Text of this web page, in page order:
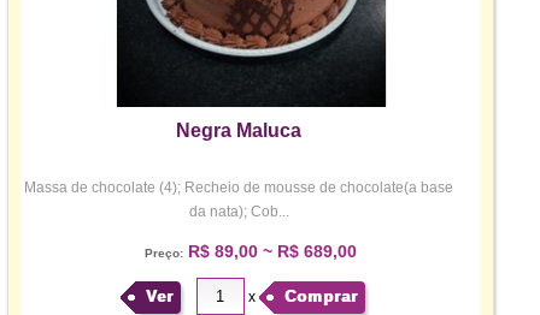
Negra Maluca
Massa de chocolate (4); Recheio de mousse de chocolate(a base
da nata); Cob...
Preço:R$ 89,00 ~ R$ 689,00
Ver x Comprar